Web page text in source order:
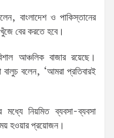
বাংলাদেশ ও পাকিস্তানের
বের করতে হবে।
আঞ্চলিক বাজার রয়েছে।
বলেন, ‘আমরা প্রতিবারই
নিয়মিত ব্যবসা-ব্যবসা
হওয়ার প্রয়োজন।